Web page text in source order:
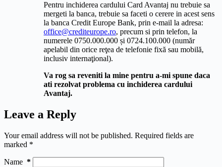
Pentru inchiderea cardului Card Avantaj nu trebuie sa
mergeti la banca, trebuie sa faceti o cerere in acest sens
la banca Credit Europe Bank, prin e-mail la adresa:
office@crediteurope.ro, precum si prin telefon, la
numerele 0750.000.000 și 0724.100.000 (număr
apelabil din orice reţea de telefonie fixă sau mobilă,
inclusiv internaţional).
Va rog sa reveniti la mine pentru a-mi spune daca
ati rezolvat problema cu inchiderea cardului
Avantaj.
Leave a Reply
Your email address will not be published. Required fields are
marked *
Name *